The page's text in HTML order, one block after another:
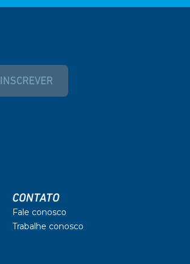
INSCREVER
CONTATO
Fale conosco
Trabalhe conosco